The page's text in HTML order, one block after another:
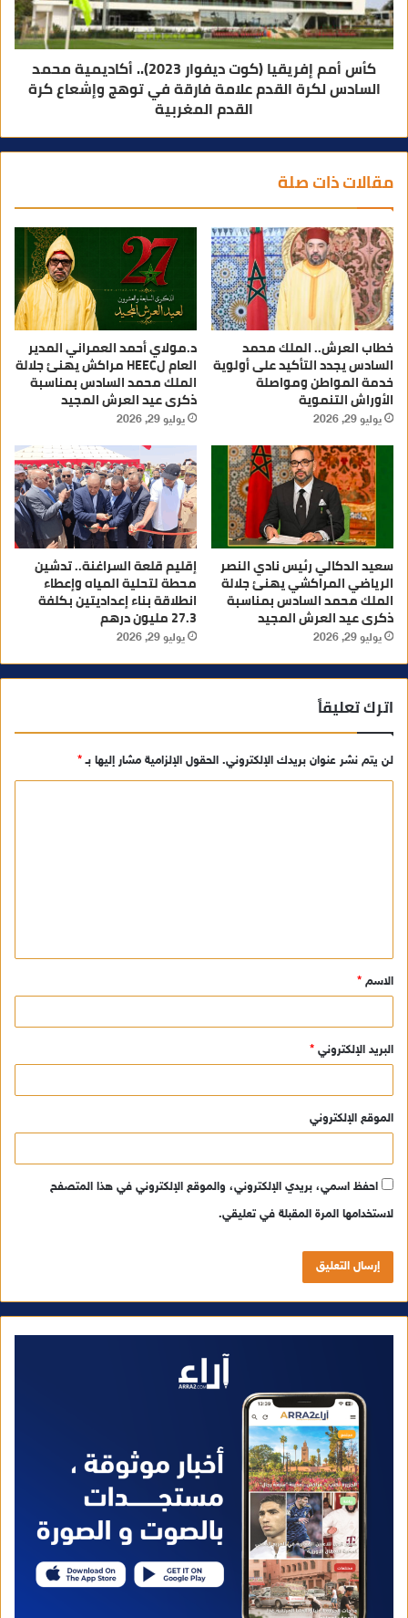
كأس أمم إفريقيا (كوت ديفوار 2023).. أكاديمية محمد
السادس لكرة القدم علامة فارقة في توهج وإشعاع كرة
القدم المغربية
مقالات ذات صلة
خطاب العرش.. الملك محمد
السادس يجدد التأكيد على أولوية
خدمة المواطن ومواصلة
الأوراش التنموية
يوليو 29, 2026
د.مولاي أحمد العمراني المدير
العام لHEEC مراكش يهنئ جلالة
الملك محمد السادس بمناسبة
ذكرى عيد العرش المجيد
يوليو 29, 2026
سعيد الدكالي رئيس نادي النصر
الرياضي المراكشي يهنئ جلالة
الملك محمد السادس بمناسبة
ذكرى عيد العرش المجيد
يوليو 29, 2026
إقليم قلعة السراغنة.. تدشين
محطة لتحلية المياه وإعطاء
انطلاقة بناء إعداديتين بكلفة
27.3 مليون درهم
يوليو 29, 2026
اترك تعليقاً
لن يتم نشر عنوان بريدك الإلكتروني. الحقول الإلزامية مشار إليها بـ*
ق
*
الاسم *
البريد الإلكتروني *
الموقع الإلكتروني
احفظ اسمي، بريدي الإلكتروني، والموقع الإلكتروني في هذا المتصفح
لاستخدامها المرة المقبلة في تعليقي.